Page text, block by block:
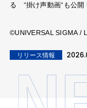
る “掛け声動画“も公開
©UNIVERSAL SIGMA /
リリース情報